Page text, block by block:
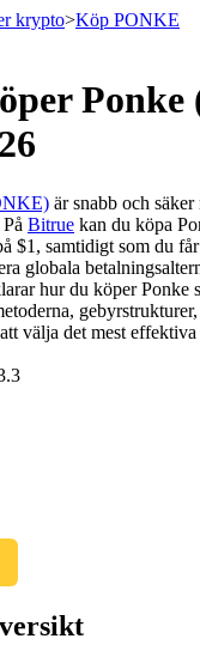
krypto>Köp PONKE
Ponke
är snabb och
Bitrue kan du köpa
$1, samtidigt som du
globala
hur du köper Ponke
välja det mest effektiva